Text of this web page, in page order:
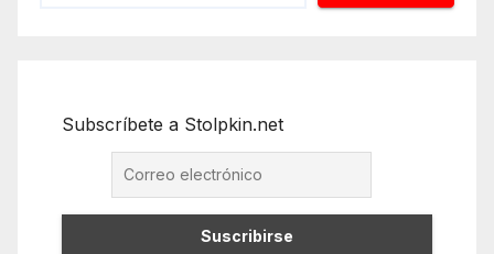
Subscríbete a Stolpkin.net